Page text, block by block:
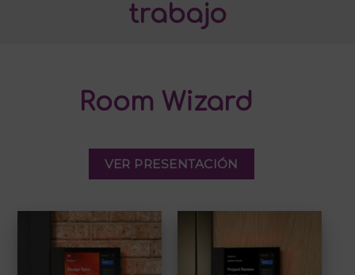
trabajo
Room Wizard
VER PRESENTACIÓN